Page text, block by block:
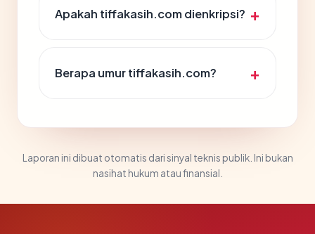
Apakah tiffakasih.com dienkripsi?
Berapa umur tiffakasih.com?
Laporan ini dibuat otomatis dari sinyal teknis publik. Ini bukan
nasihat hukum atau finansial.